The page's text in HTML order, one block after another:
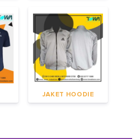
JAKET HOODIE